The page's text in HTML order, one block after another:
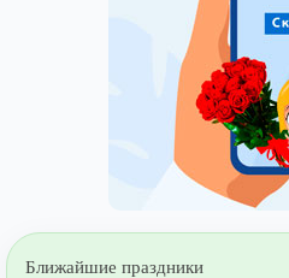
Ближайшие праздники